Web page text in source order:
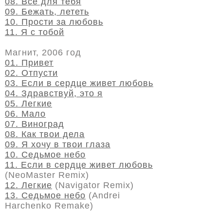
09. Бежать, лететь
10. Прости за любовь
11. Я с тобой
Магнит, 2006 год
01. Привет
02. Отпусти
03. Если в сердце живет любовь
04. Здравствуй, это я
05. Легкие
06. Мало
07. Виноград
08. Как твои дела
09. Я хочу в твои глаза
10. Седьмое небо
11. Если в сердце живет любовь
(NeoMaster Remix)
12. Легкие (Navigator Remix)
13. Седьмое небо (Andrei
Harchenko Remake)